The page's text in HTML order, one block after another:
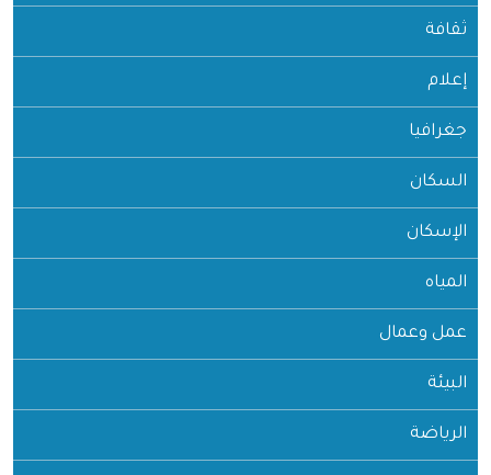
ثقافة
إعلام
جغرافيا
السكان
الإسكان
المياه
عمل وعمال
البيئة
الرياضة